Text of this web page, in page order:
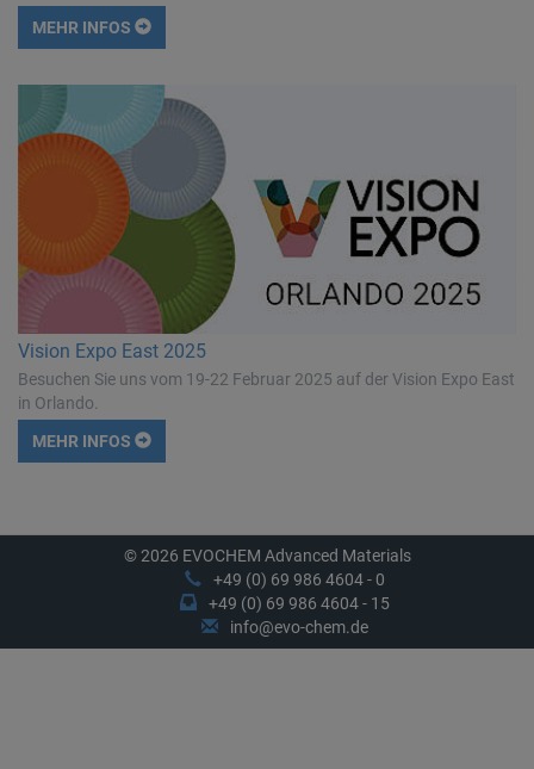
MEHR INFOS
Vision Expo East 2025
Besuchen Sie uns vom 19-22 Februar 2025 auf der Vision Expo East
in Orlando.
MEHR INFOS
© 2026 EVOCHEM Advanced Materials
+49 (0) 69 986 4604 - 0
+49 (0) 69 986 4604 - 15
info@evo-chem.de